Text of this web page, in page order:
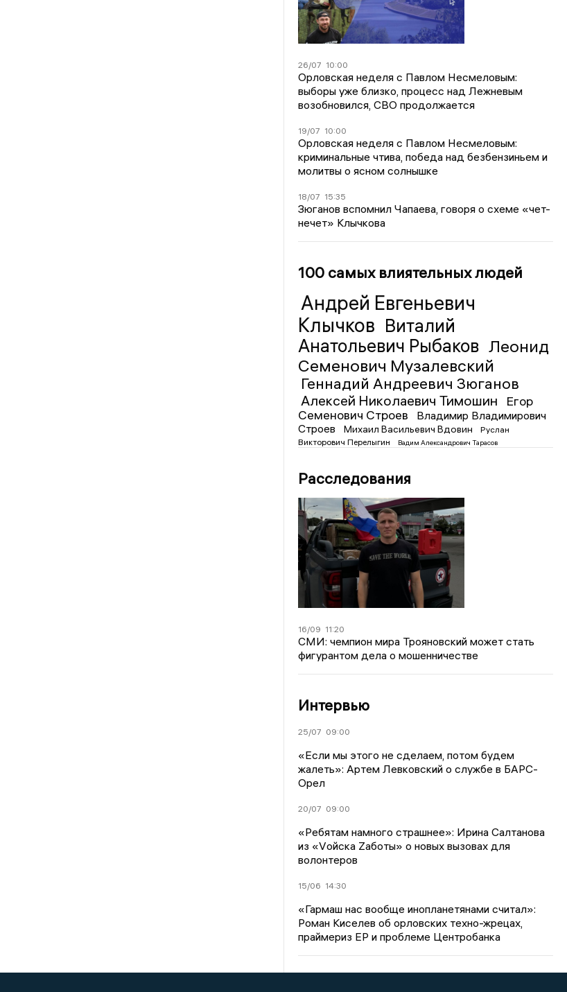
26/07 10:00
Орловская неделя с Павлом Несмеловым:
выборы уже близко, процесс над Лежневым
возобновился, СВО продолжается
19/07 10:00
Орловская неделя с Павлом Несмеловым:
криминальные чтива, победа над безбензиньем и
молитвы о ясном солнышке
18/07 15:35
Зюганов вспомнил Чапаева, говоря о схеме «чет-
нечет» Клычкова
100 самых влиятельных людей
Андрей Евгеньевич
Клычков Виталий
Анатольевич Рыбаков Леонид
Семенович Музалевский
Геннадий Андреевич Зюганов
Алексей Николаевич Тимошин
Егор
Семенович Строев
Владимир Владимирович
Строев
Михаил Васильевич Вдовин
Руслан
Викторович Перелыгин
Вадим Александрович Тарасов
Расследования
16/09 11:20
СМИ: чемпион мира Трояновский может стать
фигурантом дела о мошенничестве
Интервью
25/07 09:00
«Если мы этого не сделаем, потом будем
жалеть»: Артем Левковский о службе в БАРС-
Орел
20/07 09:00
«Ребятам намного страшнее»: Ирина Салтанова
из «Vойска Zаботы» о новых вызовах для
волонтеров
15/06 14:30
«Гармаш нас вообще инопланетянами считал»:
Роман Киселев об орловских техно-жрецах,
праймериз ЕР и проблеме Центробанка